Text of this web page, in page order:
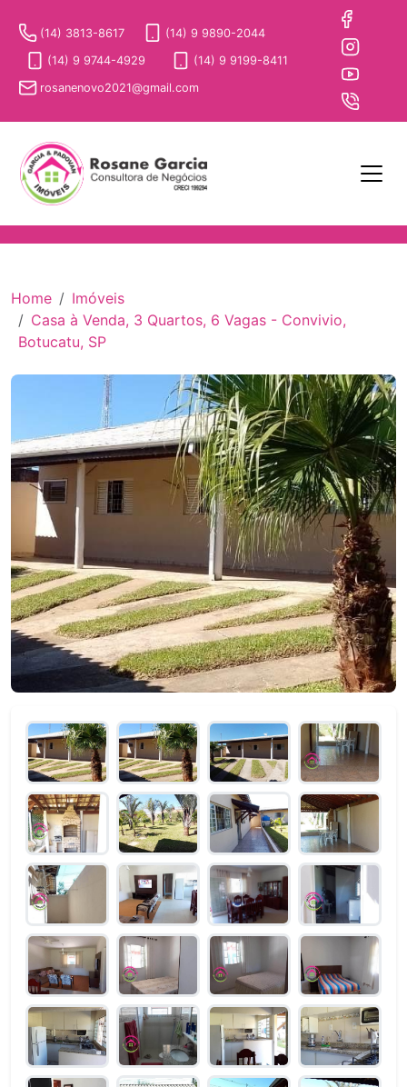
(14) 3813-8617 (14) 9 9890-2044
(14) 9 9744-4929 (14) 9 9199-8411
rosanenovo2021@gmail.com
Home
Imóveis
Casa à Venda, 3 Quartos, 6 Vagas - Convivio,
Botucatu, SP